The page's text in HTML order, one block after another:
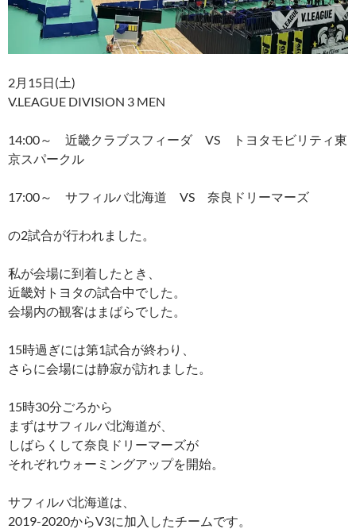
2月15日(土)
V.LEAGUE DIVISION 3 MEN
14:00～ 近畿クラブスフィーダ VS トヨタモビリティ東
京スパークル
17:00～ サフィルバ北海道 VS 奈良ドリーマーズ
の2試合が行われました。
私が会場に到着したとき、
近畿対トヨタの試合中でした。
会場内の観客はまばらでした。
15時過ぎには第1試合が終わり、
さらに会場には静寂が訪れました。
15時30分ごろから
まずはサフィルバ北海道が、
しばらくして奈良ドリーマーズが
それぞれウォーミングアップを開始。
サフィルバ北海道は、
2019-2020からV3に加入したチームです。